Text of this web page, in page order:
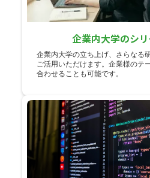
企業内大学のシ
企業内大学の立ち上げ、さらなる
ご活用いただけます。企業様のテ
合わせることも可能です。